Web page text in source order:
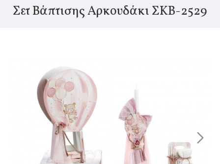
Σετ Βάπτισης Αρκουδάκι ΣΚΒ-2529